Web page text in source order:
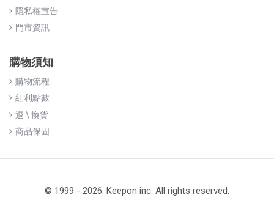
隱私權宣告
門市資訊
購物須知
購物流程
紅利點數
退 \ 換貨
商品保固
© 1999 - 2026. Keepon inc. All rights reserved.